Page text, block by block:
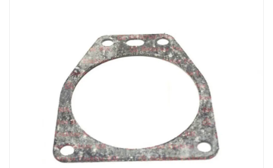
Гидротрансмиссионное
масло JOHN DEERE
5999.00 ₴ 6699.00 ₴
Моторное
дизельное
849.00 ₴
Купить